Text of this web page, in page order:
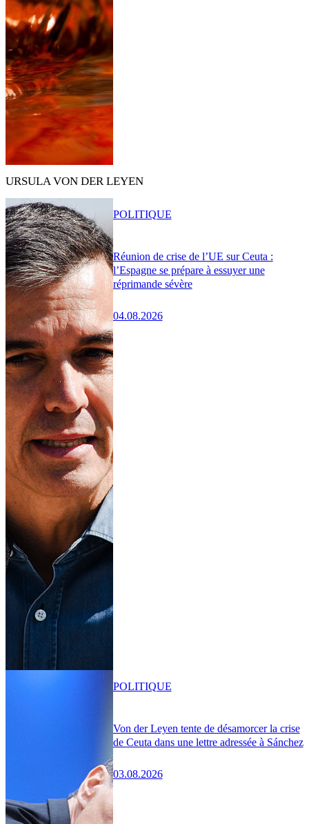
URSULA VON DER LEYEN
Réunion de crise de l’UE sur Ceuta :
l’Espagne se prépare à essuyer une
réprimande sévère
04.08.2026
POLITIQUE
Von der Leyen tente de désamorcer la crise
de Ceuta dans une lettre adressée à Sánchez
03.08.2026
POLITIQUE